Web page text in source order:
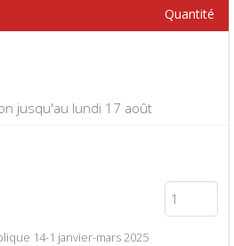
jusqu'au lundi 17 août
Quantité
14-1 janvier-mars 2025